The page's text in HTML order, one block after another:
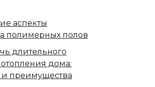
аспекты
полимерных полов
длительного
дома:
и преимущества